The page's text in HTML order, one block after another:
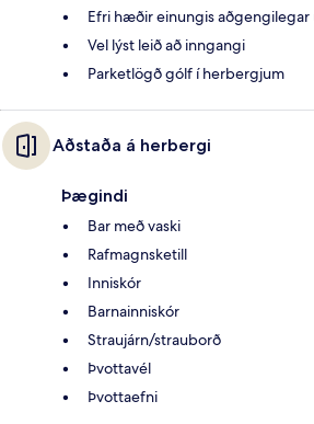
Efri hæðir einungis aðgengilegar
Vel lýst leið að inngangi
Parketlögð gólf í herbergjum
Aðstaða á herbergi
Þægindi
Bar með vaski
Rafmagnsketill
Inniskór
Barnainniskór
Straujárn/strauborð
Þvottavél
Þvottaefni